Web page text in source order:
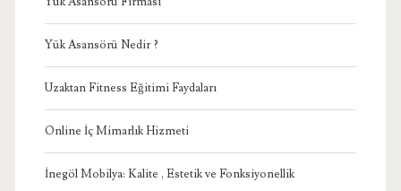
Yük Asansörü Nedir ?
Uzaktan Fitness Eğitimi Faydaları
Online İç Mimarlık Hizmeti
İnegöl Mobilya: Kalite , Estetik ve Fonksiyonellik